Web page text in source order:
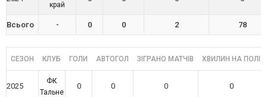
край
Всього - 0 0 2 78
СЕЗОН КЛУБ ГОЛИ АВТОГОЛ ЗІГРАНО МАТЧІВ ХВИЛИН НА ПОЛІ
2025
ФК
Тальне
0 0 0 0